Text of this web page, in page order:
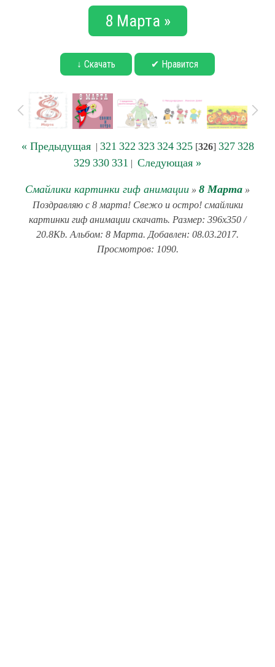
8 Марта »
↓ Скачать ✔ Нравится
« Предыдущая| 321 322 323 324 325[326] 327 328
329 330 331 | Следующая »
Смайлики картинки гиф анимации » 8 Марта »
Поздравляю с 8 марта! Свежо и остро! смайлики
картинки гиф анимации скачать. Размер: 396x350 /
20.8Kb. Альбом: 8 Марта. Добавлен: 08.03.2017.
Просмотров: 1090.